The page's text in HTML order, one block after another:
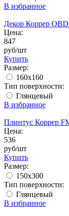
В избранное
Декор Коррер
Цена:
847
руб/шт
Купить
Размер:
160х160
Тип поверхности:
Глянцевый
В избранное
Плинтус Коррер
Цена:
536
руб/шт
Купить
Размер:
150x300
Тип поверхности:
Глянцевый
В избранное